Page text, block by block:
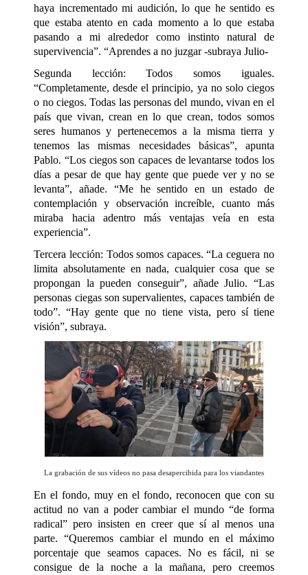
haya incrementado mi audición, lo que he sentido es
que estaba atento en cada momento a lo que estaba
pasando a mi alrededor como instinto natural de
supervivencia”. “Aprendes a no juzgar -subraya Julio-
Segunda lección: Todos somos iguales.
“Completamente, desde el principio, ya no solo ciegos
o no ciegos. Todas las personas del mundo, vivan en el
país que vivan, crean en lo que crean, todos somos
seres humanos y pertenecemos a la misma tierra y
tenemos las mismas necesidades básicas”, apunta
Pablo. “Los ciegos son capaces de levantarse todos los
días a pesar de que hay gente que puede ver y no se
levanta”, añade. “Me he sentido en un estado de
contemplación y observación increíble, cuanto más
miraba hacia adentro más ventajas veía en esta
experiencia”.
Tercera lección: Todos somos capaces. “La ceguera no
limita absolutamente en nada, cualquier cosa que se
propongan la pueden conseguir”, añade Julio. “Las
personas ciegas son supervalientes, capaces también de
todo”. “Hay gente que no tiene vista, pero sí tiene
visión”, subraya.
La grabación de sus vídeos no pasa desapercibida para los viandantes
En el fondo, muy en el fondo, reconocen que con su
actitud no van a poder cambiar el mundo “de forma
radical” pero insisten en creer que sí al menos una
parte. “Queremos cambiar el mundo en el máximo
porcentaje que seamos capaces. No es fácil, ni se
consigue de la noche a la mañana, pero creemos